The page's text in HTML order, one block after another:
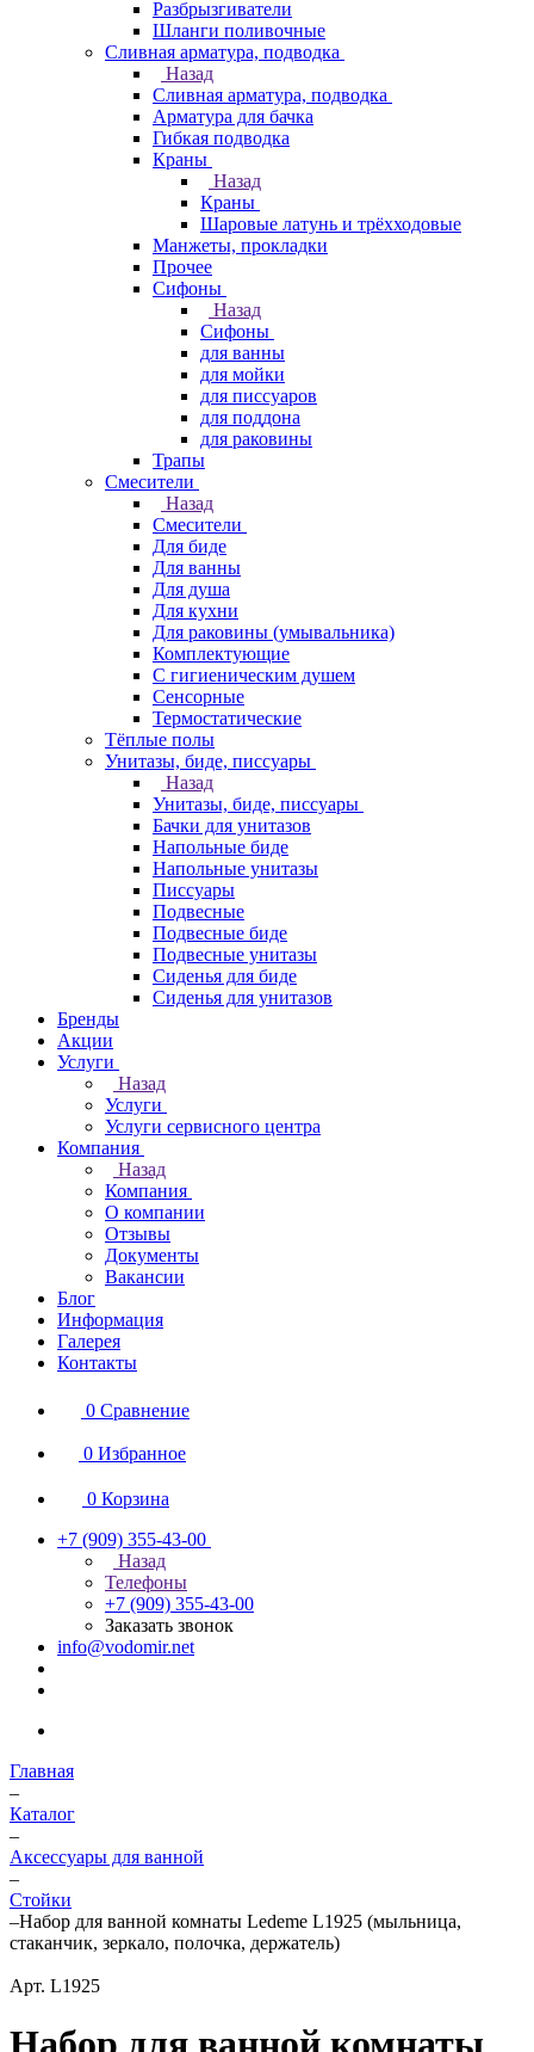
Разбрызгиватели
Шланги поливочные
Сливная арматура, подводка
Назад
Сливная арматура, подводка
Арматура для бачка
Гибкая подводка
Краны
Назад
Краны
Шаровые латунь и трёхходовые
Манжеты, прокладки
Прочее
Сифоны
Назад
Сифоны
для ванны
для мойки
для писсуаров
для поддона
для раковины
Трапы
Смесители
Назад
Смесители
Для биде
Для ванны
Для душа
Для кухни
Для раковины (умывальника)
Комплектующие
С гигиеническим душем
Сенсорные
Термостатические
Тёплые полы
Унитазы, биде, писсуары
Назад
Унитазы, биде, писсуары
Бачки для унитазов
Напольные биде
Напольные унитазы
Писсуары
Подвесные
Подвесные биде
Подвесные унитазы
Сиденья для биде
Сиденья для унитазов
Бренды
Акции
Услуги
Назад
Услуги
Услуги сервисного центра
Компания
Назад
Компания
О компании
Отзывы
Документы
Вакансии
Блог
Информация
Галерея
Контакты
0 Сравнение
0 Избранное
0 Корзина
+7 (909) 355-43-00
Назад
Телефоны
+7 (909) 355-43-00
Заказать звонок
info@vodomir.net
Главная
–
Каталог
–
Аксессуары для ванной
–
Стойки
–Набор для ванной комнаты Ledeme L1925 (мыльница,
стаканчик, зеркало, полочка, держатель)
Арт. L1925